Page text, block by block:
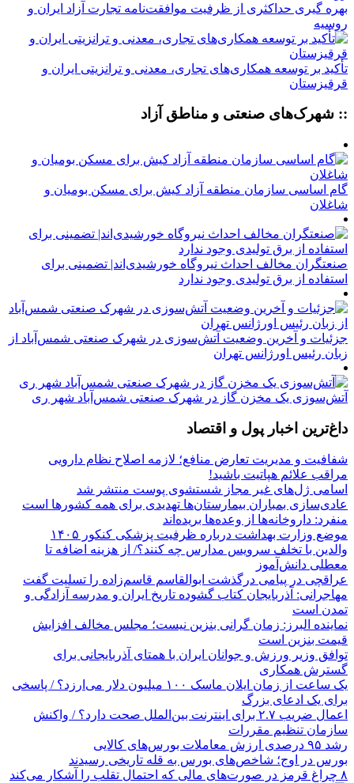
بهره گیری حداکثری از ظرفیت موافقت‌نامه تجارت آزاد ایران و
روسیه
تأکید بر توسعه همکاری‌های تجاری، معدنی و ترانزیتی ایران و
قرقیزستان
:: شهرک‌های صنعتی و مناطق آزاد
گام اساسی سازمان منطقه آزاد کیش برای مسکن بومیان و
شاغلان
صنعتگران مخالف احداث نیروگاه خورشیدی‌اند| تضمینی برای
استفاده از برق تولیدی وجود ندارد
جزئیات و آخرین وضعیت آتش‌سوزی در شهرک صنعتی شمس‌آباد از
زبان رئیس اورژانس تهران
آتش‌سوزی یک مخزن گاز در شهرک صنعتی شمس‌آباد شهر ری
داغ‌ترین اخبار پول و اقتصاد
شفافیت و مدیریت تعارض منافع؛ لازمه اصلاح نظام دارویی
مراقب علائم هپاتیت باشید!
اسامی ژل‌های غیر مجاز شستشوی پوست منتشر شد
عادی‌سازی بمباران بیمارستان‌ها تهدیدی برای همه کشورها است
منفرد: داروخانه‌ها از وعده‌ها بریده‌اند
موضع وزارت بهداشت درباره ظرفیت پزشکی کنکور ۱۴۰۵
والدین با تخلف سرویس مدارس چه کنند؟/ از هزینه اضافه تا
معطلی دانش‌آموز
عراقچی در پیامی درگذشت ابوالقاسم قاسم‌زاده را تسلیت گفت
مهاجرانی: آذربایجان کتاب گشوده تاریخ ایران و مدرسه آزادگی و
تمدن است
نماینده البرز: زمان گرانی بنزین نیست؛ مجلس مخالف افزایش
قیمت بنزین است
توافق وزیر ورزش و جوانان ایران با همتای آذربایجانی برای
گسترش همکاری
یک ساعت از زمان ایلان ماسک ۱۰۰ میلیون دلار می‌ارزد؟ / پاسخی
برای یک ادعای بزرگ
اعمال ضریب ۲.۷ برای اینترنت بین‌الملل صحت دارد؟ / واکنش
سازمان تنظیم مقررات
رشد ۹۵ درصدی ارزش معاملات بورس‌های کالایی
بورس در اوج؛ شاخص‌های بورس به قله تاریخی رسیدند
۸ چراغ قرمز در صورت‌های مالی که احتمال تقلب را آشکار می‌کند